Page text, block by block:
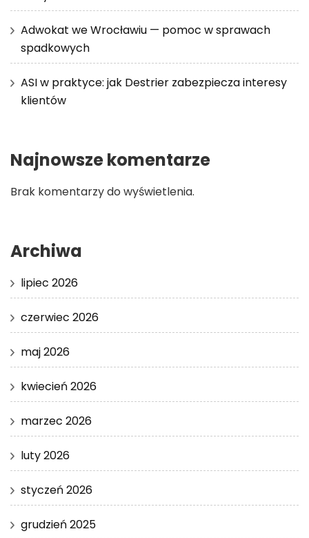
Adwokat we Wrocławiu — pomoc w sprawach
spadkowych
ASI w praktyce: jak Destrier zabezpiecza interesy
klientów
Najnowsze komentarze
Brak komentarzy do wyświetlenia.
Archiwa
lipiec 2026
czerwiec 2026
maj 2026
kwiecień 2026
marzec 2026
luty 2026
styczeń 2026
grudzień 2025